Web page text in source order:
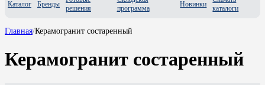
Каталог Бренды
решения
программа
Новинки
каталоги
Главная/Керамогранит состаренный
Керамогранит состаренный